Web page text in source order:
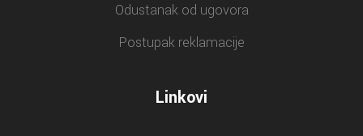
Odustanak od ugovora
Postupak reklamacije
Linkovi